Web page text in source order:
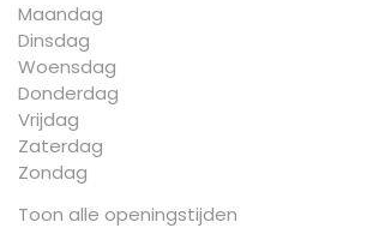
Maandag
Dinsdag
Woensdag
Donderdag
Vrijdag
Zaterdag
Zondag
Toon alle openingstijden